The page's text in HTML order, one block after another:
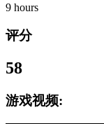
9 hours
评分
58
游戏视频: